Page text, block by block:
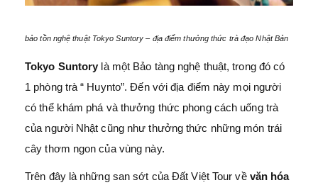
bảo tồn nghệ thuật Tokyo Suntory – địa điểm thưởng thức trà đạo Nhật Bản
Tokyo Suntory là một Bảo tàng nghệ thuật, trong đó có
1 phòng trà “ Huynto”. Đến với địa điểm này mọi người
có thể khám phá và thưởng thức phong cách uống trà
của người Nhật cũng như thưởng thức những món trái
cây thơm ngon của vùng này.
Trên đây là những san sớt của Đất Việt Tour về văn hóa